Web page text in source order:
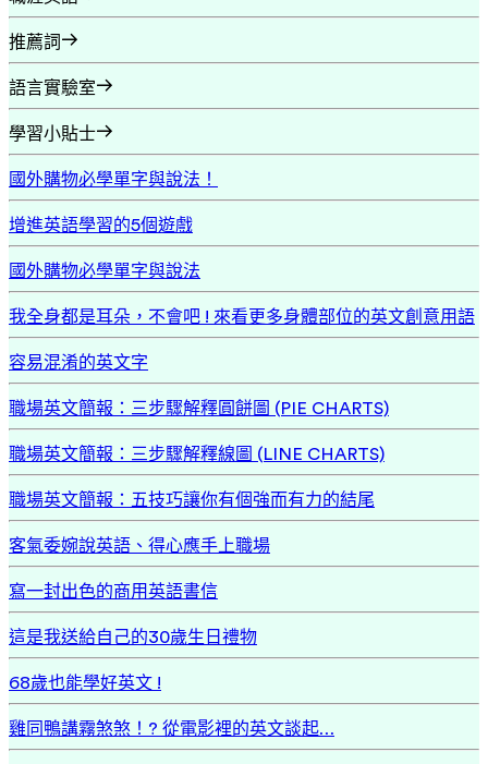
推薦詞
語言實驗室
學習小貼士
國外購物必學單字與說法！
增進英語學習的5個遊戲
國外購物必學單字與說法
我全身都是耳朵，不會吧 ! 來看更多身體部位的英文創意用語
容易混淆的英文字
職場英文簡報：三步驟解釋圓餅圖 (PIE CHARTS)
職場英文簡報：三步驟解釋線圖 (LINE CHARTS)
職場英文簡報：五技巧讓你有個強而有力的結尾
客氣委婉說英語、得心應手上職場
寫一封出色的商用英語書信
這是我送給自己的30歲生日禮物
68歲也能學好英文 !
雞同鴨講霧煞煞！? 從電影裡的英文談起…